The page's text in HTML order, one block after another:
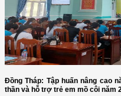
Đồng Tháp: Tập huấn nâng cao
thần và hỗ trợ trẻ em mồ côi năm